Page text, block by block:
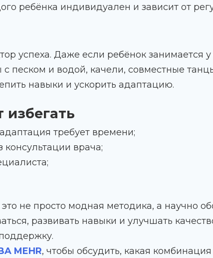
ребёнка индивидуален и зависит от
успеха. Даже если ребёнок занимается
песком и водой, качели, совместные
навыки и ускорить адаптацию.
требует времени;
врача;
не просто модная методика, а научно
развивать навыки и улучшать
MEHR, чтобы обсудить, какая